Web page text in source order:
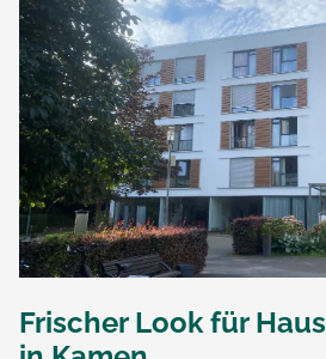
Frischer Look für